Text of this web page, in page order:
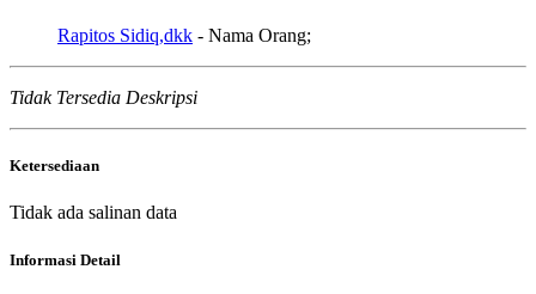
Rapitos Sidiq,dkk - Nama Orang;
Tidak Tersedia Deskripsi
Ketersediaan
Tidak ada salinan data
Informasi Detail